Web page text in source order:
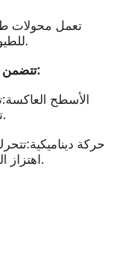
تعمل محولات
للطيور للتعرف عليها من مسافات طويلة.
تتضمن طرق تحسين الرؤية الشائعة ما يلي:
الأسطح العاكسة:
تجذب الانتباه أثناء ظروف ضوء النهار.
حركة ديناميكية:
اهتزاز الرياح والموصل ، مما يزيد من الرؤية.